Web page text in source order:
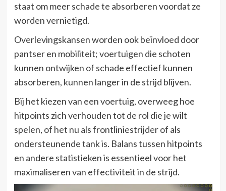
staat om meer schade te absorberen voordat ze
worden vernietigd.
Overlevingskansen worden ook beïnvloed door
pantser en mobiliteit; voertuigen die schoten
kunnen ontwijken of schade effectief kunnen
absorberen, kunnen langer in de strijd blijven.
Bij het kiezen van een voertuig, overweeg hoe
hitpoints zich verhouden tot de rol die je wilt
spelen, of het nu als frontliniestrijder of als
ondersteunende tank is. Balans tussen hitpoints
en andere statistieken is essentieel voor het
maximaliseren van effectiviteit in de strijd.